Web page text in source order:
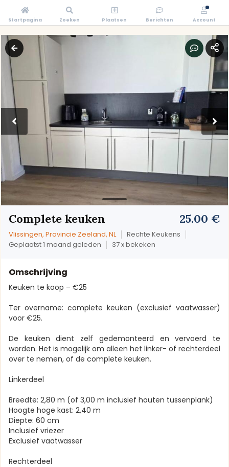
25.00 €
Complete keuken
Vlissingen, Provincie Zeeland, NL
Rechte Keukens
Geplaatst 1 maand geleden
37 x bekeken
Omschrijving
Keuken te koop – €25
Ter overname: complete keuken (exclusief vaatwasser)
voor €25.
De keuken dient zelf gedemonteerd en vervoerd te
worden. Het is mogelijk om alleen het linker- of rechterdeel
over te nemen, of de complete keuken.
Linkerdeel
Breedte: 2,80 m (of 3,00 m inclusief houten tussenplank)
Hoogte hoge kast: 2,40 m
Diepte: 60 cm
Inclusief vriezer
Exclusief vaatwasser
Rechterdeel
Startpagina Zoeken Plaatsen Berichten Account